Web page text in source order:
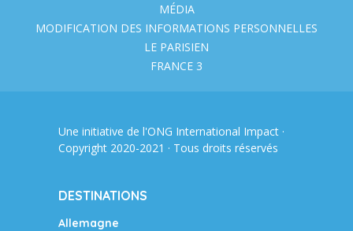
MÉDIA
MODIFICATION DES INFORMATIONS PERSONNELLES
LE PARISIEN
FRANCE 3
Une initiative de l'ONG International Impact ·
Copyright 2020-2021 · Tous droits réservés
DESTINATIONS
Allemagne